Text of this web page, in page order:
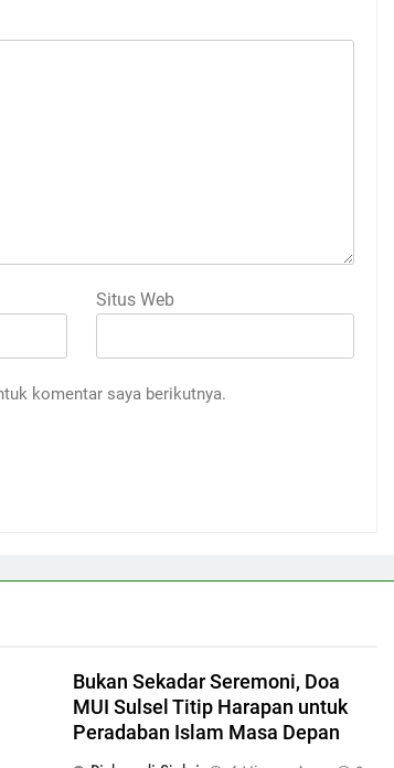
Situs Web
komentar saya berikutnya.
Bukan Sekadar Seremoni, Doa
MUI Sulsel Titip Harapan untuk
Peradaban Islam Masa Depan